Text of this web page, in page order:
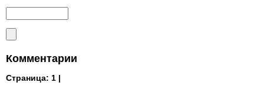
Комментарии
Страница: 1 |